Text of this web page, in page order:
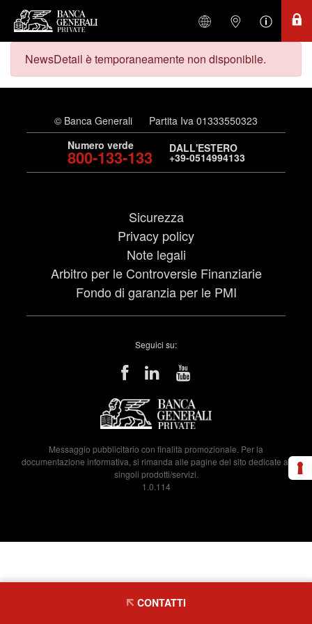
NewsDetail è temporaneamente non disponibile.
© Banca Generali
Partita Iva 01333550323
Numero verde
800-133-133 DALL'ESTERO
+39-0514994133
Sicurezza
Privacy policy
Note legali
Arbitro per le Controversie Finanziarie
Fondo di garanzia per le PMI
Seguici su:
Messaggio pubblicitario con finalità promozionale. Per la
documentazione informativa, si rimanda alle pagine del sito dedicate ai
singoli prodotti/servizi.
1.0.114
CONTATTI